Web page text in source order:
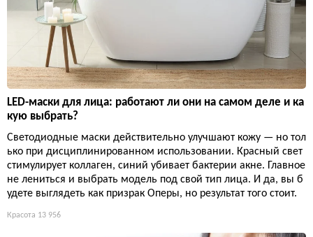
LED-маски для лица: работают ли они на самом деле и ка
кую выбрать?
Светодиодные маски действительно улучшают кожу — но тол
ько при дисциплинированном использовании. Красный свет
стимулирует коллаген, синий убивает бактерии акне. Главное
не лениться и выбрать модель под свой тип лица. И да, вы б
удете выглядеть как призрак Оперы, но результат того стоит.
Красота 13 956